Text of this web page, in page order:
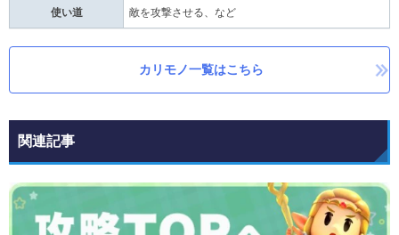
使い道 敵を攻撃させる、など
カリモノ一覧はこちら
関連記事